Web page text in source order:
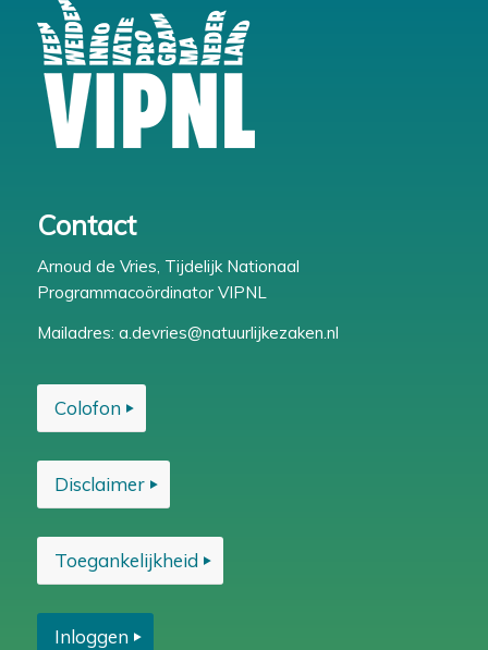
Contact
Arnoud de Vries, Tijdelijk Nationaal
Programmacoördinator VIPNL
Mailadres: a.devries@natuurlijkezaken.nl
Colofon
Disclaimer
Toegankelijkheid
Inloggen